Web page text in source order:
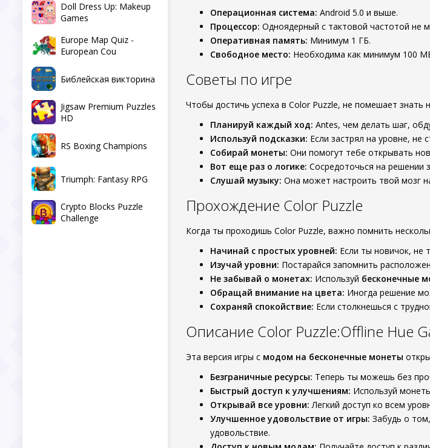
Doll Dress Up: Makeup
Games
Europe Map Quiz -
European Cou
Библейская викторина
Jigsaw Premium Puzzles
HD
RS Boxing Champions
Triumph: Fantasy RPG
Crypto Blocks Puzzle
Challenge
Операционная система: Android 5.0 и выше.
Процессор: Одноядерный с тактовой частотой не
Оперативная память: Минимум 1 ГБ.
Свободное место: Необходима как минимум 100
Советы по игре
Чтобы достичь успеха в Color Puzzle, не помешает знать
Планируй каждый ход: Antes, чем делать шаг,
Используй подсказки: Если застрял на уровне, не
Собирай монеты: Они помогут тебе открывать
Вот еще раз о логике: Сосредоточься на решении
Слушай музыку: Она может настроить твой мозг
Прохождение Color Puzzle
Когда ты проходишь Color Puzzle, важно помнить
Начинай с простых уровней: Если ты новичок, не
Изучай уровни: Постарайся запомнить
Не забывай о монетах: Используй бесконечные
Обращай внимание на цвета: Иногда решение
Сохраняй спокойствие: Если столкнешься с
Описание Color Puzzle:Offline Hue
Эта версия игры с модом на бесконечные монеты
Безграничные ресурсы: Теперь ты можешь без
Быстрый доступ к улучшениям: Используй
Открывай все уровни: Легкий доступ ко всем
Улучшенное удовольствие от игры: Забудь о
удовольствие.